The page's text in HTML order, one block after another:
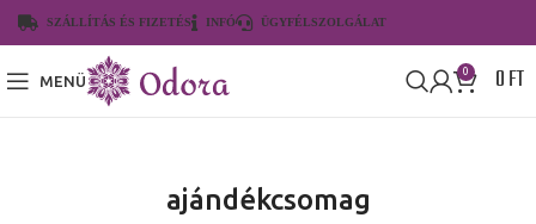
SZÁLLÍTÁS ÉS FIZETÉS INFÓ ÜGYFÉLSZOLGÁLAT
MENÜ
0 0FT
ajándékcsomag